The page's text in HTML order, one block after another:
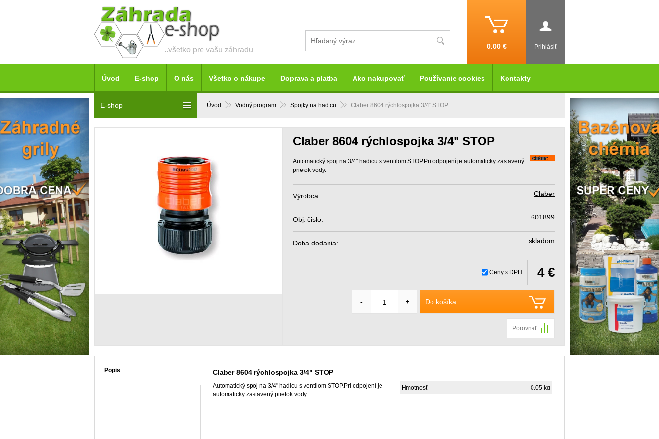
..všetko pre vašu záhradu Prihlásiť
0,00 €
Úvod Vodný program Spojky na hadicu Claber 8604 rýchlospojka 3/4" STOP
Claber 8604 rýchlospojka 3/4" STOP
Automatický spoj na 3/4" hadicu s ventilom STOP.Pri odpojení je automaticky zastavený
prietok vody.
Výrobca: Claber
Obj. čislo: 601899
Doba dodania: skladom
Ceny s DPH 4 €
Do košíka
- +
Porovnať
Popis Claber 8604 rýchlospojka 3/4" STOP
Hmotnosť 0,05 kg
Automatický spoj na 3/4" hadicu s ventilom STOP.Pri odpojení je
automaticky zastavený prietok vody.
E-shop
Úvod E-shop O nás Všetko o nákupe Doprava a platba Ako nakupovať Používanie cookies Kontakty